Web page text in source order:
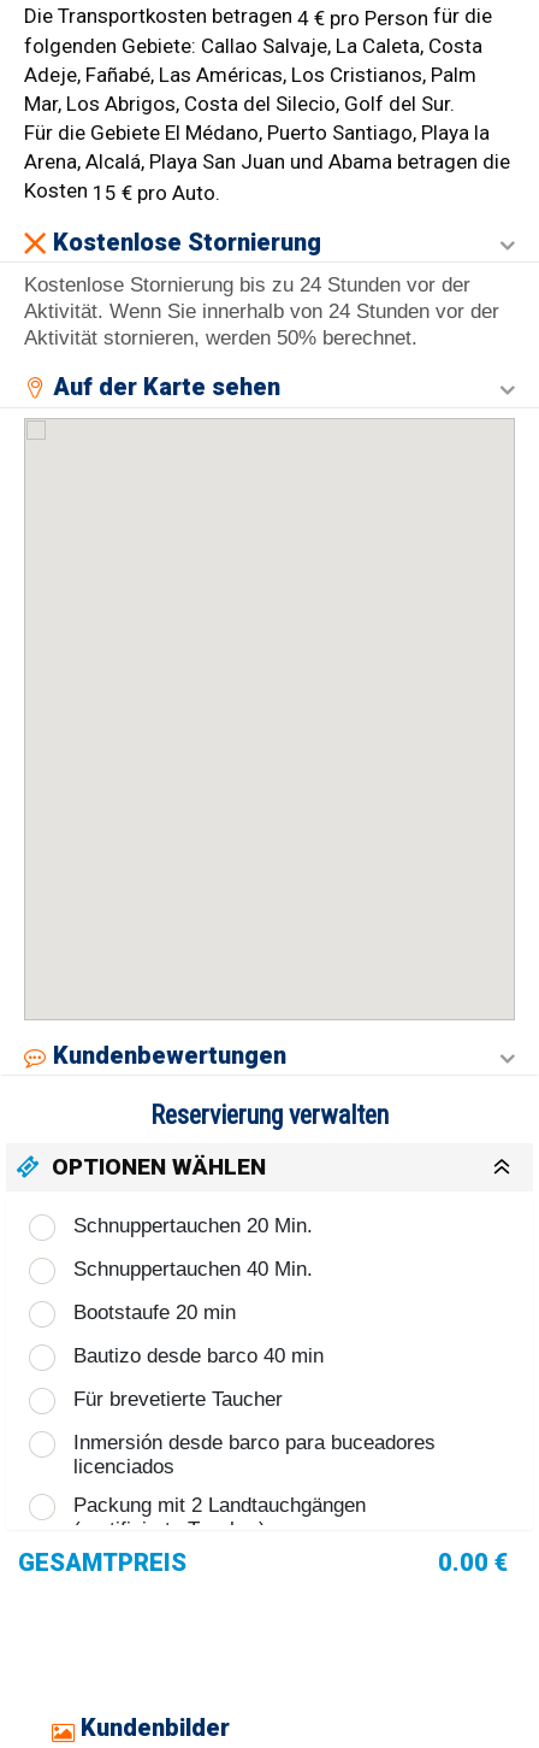
Die Transportkosten betragen 4 € pro Person für die
folgenden Gebiete: Callao Salvaje, La Caleta, Costa
Adeje, Fañabé, Las Américas, Los Cristianos, Palm
Mar, Los Abrigos, Costa del Silecio, Golf del Sur.
Für die Gebiete El Médano, Puerto Santiago, Playa la
Arena, Alcalá, Playa San Juan und Abama betragen die
Kosten 15 € pro Auto.
Kostenlose Stornierung
Kostenlose Stornierung bis zu 24 Stunden vor der
Aktivität. Wenn Sie innerhalb von 24 Stunden vor der
Aktivität stornieren, werden 50% berechnet.
Auf der Karte sehen
Kundenbewertungen
Reservierung verwalten
OPTIONEN WÄHLEN
Schnuppertauchen 20 Min.
Schnuppertauchen 40 Min.
Bootstaufe 20 min
Bautizo desde barco 40 min
Für brevetierte Taucher
Inmersión desde barco para buceadores
licenciados
Packung mit 2 Landtauchgängen
(zertifizierte Taucher)
Paket mit 2 Bootstauchgängen
GESAMTPREIS 0.00 €
Kundenbilder